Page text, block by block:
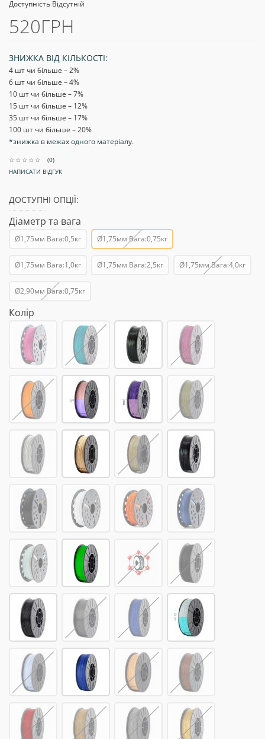
Доступність Відсутній
520ГРН
ЗНИЖКА ВІД КІЛЬКОСТІ:
4 шт чи більше – 2%
6 шт чи більше – 4%
10 шт чи більше – 7%
15 шт чи більше – 12%
35 шт чи більше – 17%
100 шт чи більше – 20%
*знижка в межах одного матеріалу.
(0)
НАПИСАТИ ВІДГУК
ДОСТУПНІ ОПЦІЇ:
Діаметр та вага
Ø1,75мм Вага:0,5кг Ø1,75мм Вага:0,75кг
Ø1,75мм Вага:1,0кг Ø1,75мм Вага:2,5кг Ø1,75мм Вага:4,0кг
Ø2,90мм Вага:0,75кг
Колір